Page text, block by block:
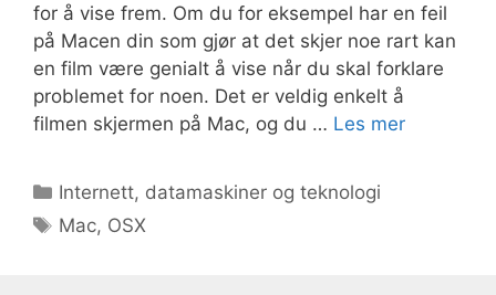
for å vise frem. Om du for eksempel har en feil
på Macen din som gjør at det skjer noe rart kan
en film være genialt å vise når du skal forklare
problemet for noen. Det er veldig enkelt å
filmen skjermen på Mac, og du … Les mer
Kategorier
Internett, datamaskiner og teknologi
Stikkord
Mac, OSX